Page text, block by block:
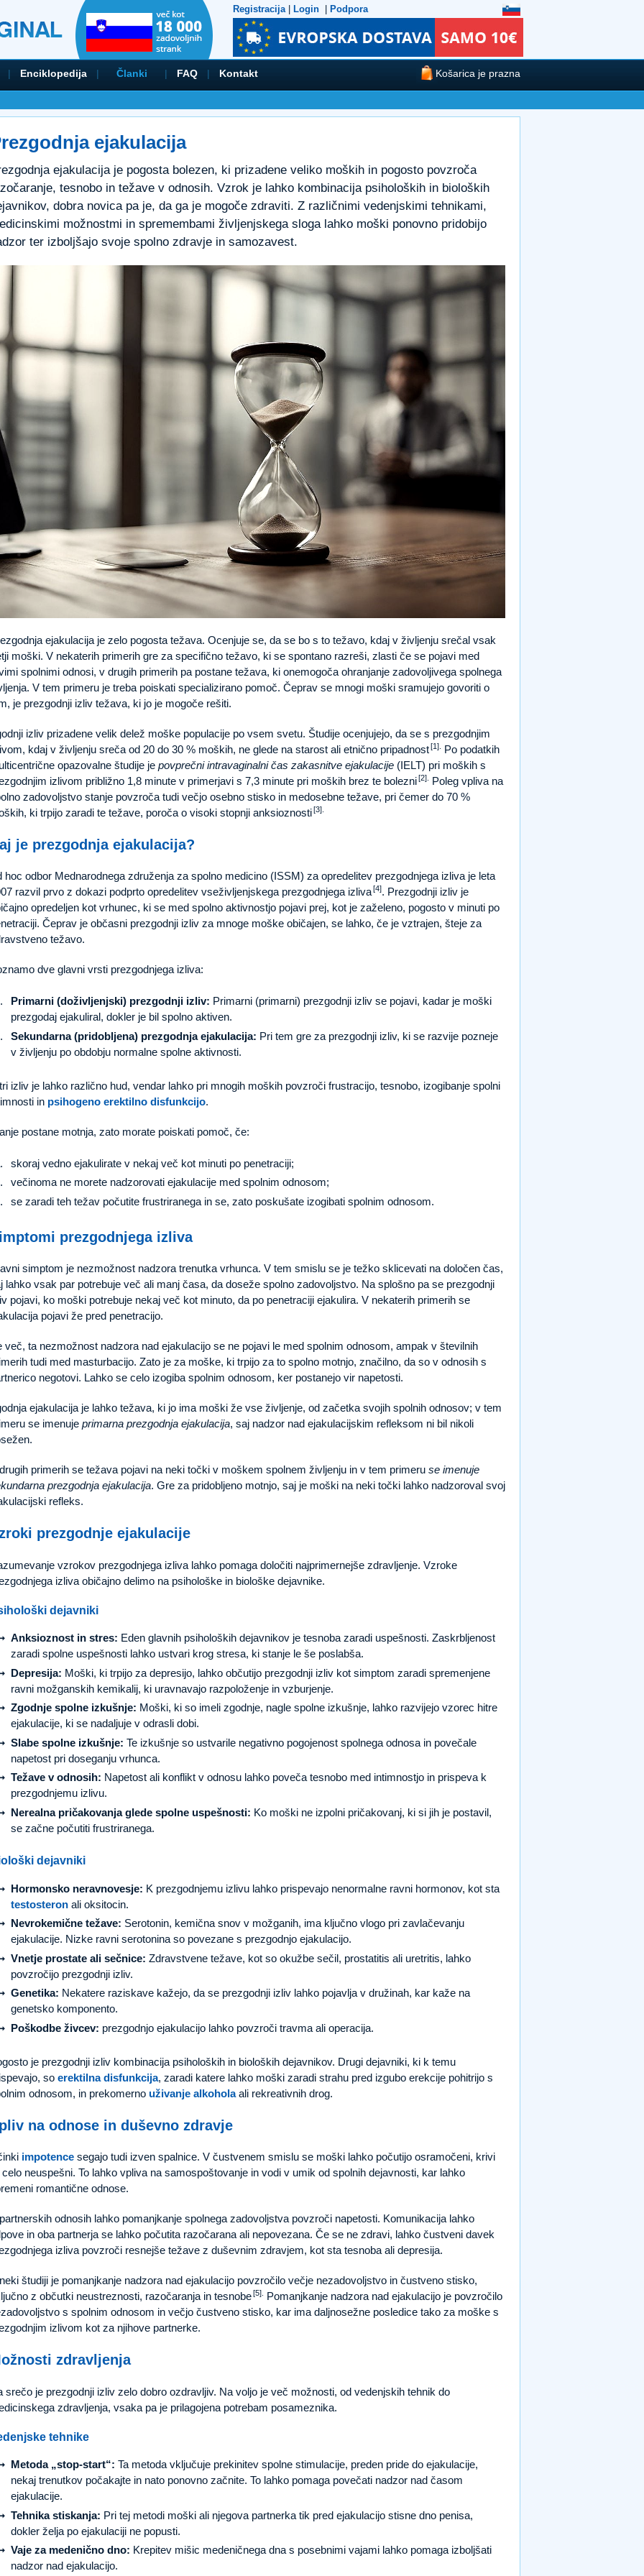
Registracija| Login Podpora
| Enciklopedija | Članki | FAQ | Kontakt Košarica je prazna
ejakulacija
ejakulacija je pogosta bolezen, ki prizadene veliko moških in pogosto povzroča
tesnobo in težave v odnosih. Vzrok je lahko kombinacija psiholoških in bioloških
dobra novica pa je, da ga je mogoče zdraviti. Z različnimi vedenjskimi tehnikami,
možnostmi in spremembami življenjskega sloga lahko moški ponovno pridobijo
ter izboljšajo svoje spolno zdravje in samozavest.
ejakulacija je zelo pogosta težava. Ocenjuje se, da se bo s to težavo, kdaj v življenju srečal vsak
moški. V nekaterih primerih gre za specifično težavo, ki se spontano razreši, zlasti če se pojavi med
spolnimi odnosi, v drugih primerih pa postane težava, ki onemogoča ohranjanje zadovoljivega spolnega
V tem primeru je treba poiskati specializirano pomoč. Čeprav se mnogi moški sramujejo govoriti o
je prezgodnji izliv težava, ki jo je mogoče rešiti.
izliv prizadene velik delež moške populacije po vsem svetu. Študije ocenjujejo, da se s prezgodnjim
kdaj v življenju sreča od 20 do 30 % moških, ne glede na starost ali etnično pripadnost[1].
Po podatkih
opazovalne študije je povprečni intravaginalni čas zakasnitve ejakulacije (IELT) pri moških s
izlivom približno 1,8 minute v primerjavi s 7,3 minute pri moških brez te bolezni[2].
Poleg vpliva na
zadovoljstvo stanje povzroča tudi večjo osebno stisko in medosebne težave, pri čemer do 70 %
ki trpijo zaradi te težave, poroča o visoki stopnji anksioznosti[3].
je prezgodnja ejakulacija?
hoc odbor Mednarodnega združenja za spolno medicino (ISSM) za opredelitev prezgodnjega izliva je leta
razvil prvo z dokazi podprto opredelitev vseživljenjskega prezgodnjega izliva[4]. Prezgodnji izliv je
opredeljen kot vrhunec, ki se med spolno aktivnostjo pojavi prej, kot je zaželeno, pogosto v minuti po
Čeprav je občasni prezgodnji izliv za mnoge moške običajen, se lahko, če je vztrajen, šteje za
težavo.
dve glavni vrsti prezgodnjega izliva:
Primarni (doživljenjski) prezgodnji izliv: Primarni (primarni) prezgodnji izliv se pojavi, kadar je moški
prezgodaj ejakuliral, dokler je bil spolno aktiven.
Sekundarna (pridobljena) prezgodnja ejakulacija: Pri tem gre za prezgodnji izliv, ki se razvije pozneje
v življenju po obdobju normalne spolne aktivnosti.
izliv je lahko različno hud, vendar lahko pri mnogih moških povzroči frustracijo, tesnobo, izogibanje spolni
in psihogeno erektilno disfunkcijo.
postane motnja, zato morate poiskati pomoč, če:
skoraj vedno ejakulirate v nekaj več kot minuti po penetraciji;
večinoma ne morete nadzorovati ejakulacije med spolnim odnosom;
se zaradi teh težav počutite frustriranega in se, zato poskušate izogibati spolnim odnosom.
prezgodnjega izliva
simptom je nezmožnost nadzora trenutka vrhunca. V tem smislu se je težko sklicevati na določen čas,
lahko vsak par potrebuje več ali manj časa, da doseže spolno zadovoljstvo. Na splošno pa se prezgodnji
pojavi, ko moški potrebuje nekaj več kot minuto, da po penetraciji ejakulira. V nekaterih primerih se
pojavi že pred penetracijo.
več, ta nezmožnost nadzora nad ejakulacijo se ne pojavi le med spolnim odnosom, ampak v številnih
tudi med masturbacijo. Zato je za moške, ki trpijo za to spolno motnjo, značilno, da so v odnosih s
negotovi. Lahko se celo izogiba spolnim odnosom, ker postanejo vir napetosti.
ejakulacija je lahko težava, ki jo ima moški že vse življenje, od začetka svojih spolnih odnosov; v tem
se imenuje primarna prezgodnja ejakulacija, saj nadzor nad ejakulacijskim refleksom ni bil nikoli
primerih se težava pojavi na neki točki v moškem spolnem življenju in v tem primeru se imenuje
prezgodnja ejakulacija. Gre za pridobljeno motnjo, saj je moški na neki točki lahko nadzoroval svoj
refleks.
prezgodnje ejakulacije
vzrokov prezgodnjega izliva lahko pomaga določiti najprimernejše zdravljenje. Vzroke
izliva običajno delimo na psihološke in biološke dejavnike.
dejavniki
Anksioznost in stres: Eden glavnih psiholoških dejavnikov je tesnoba zaradi uspešnosti. Zaskrbljenost
zaradi spolne uspešnosti lahko ustvari krog stresa, ki stanje le še poslabša.
Depresija: Moški, ki trpijo za depresijo, lahko občutijo prezgodnji izliv kot simptom zaradi spremenjene
ravni možganskih kemikalij, ki uravnavajo razpoloženje in vzburjenje.
Zgodnje spolne izkušnje: Moški, ki so imeli zgodnje, nagle spolne izkušnje, lahko razvijejo vzorec hitre
ejakulacije, ki se nadaljuje v odrasli dobi.
Slabe spolne izkušnje: Te izkušnje so ustvarile negativno pogojenost spolnega odnosa in povečale
napetost pri doseganju vrhunca.
Težave v odnosih: Napetost ali konflikt v odnosu lahko poveča tesnobo med intimnostjo in prispeva k
prezgodnjemu izlivu.
Nerealna pričakovanja glede spolne uspešnosti: Ko moški ne izpolni pričakovanj, ki si jih je postavil,
se začne počutiti frustriranega.
dejavniki
Hormonsko neravnovesje: K prezgodnjemu izlivu lahko prispevajo nenormalne ravni hormonov, kot sta
testosteron ali oksitocin.
Nevrokemične težave: Serotonin, kemična snov v možganih, ima ključno vlogo pri zavlačevanju
ejakulacije. Nizke ravni serotonina so povezane s prezgodnjo ejakulacijo.
Vnetje prostate ali sečnice: Zdravstvene težave, kot so okužbe sečil, prostatitis ali uretritis, lahko
povzročijo prezgodnji izliv.
Genetika: Nekatere raziskave kažejo, da se prezgodnji izliv lahko pojavlja v družinah, kar kaže na
genetsko komponento.
Poškodbe živcev: prezgodnjo ejakulacijo lahko povzroči travma ali operacija.
je prezgodnji izliv kombinacija psiholoških in bioloških dejavnikov. Drugi dejavniki, ki k temu
so erektilna disfunkcija, zaradi katere lahko moški zaradi strahu pred izgubo erekcije pohitrijo s
odnosom, in prekomerno uživanje alkoholaali rekreativnih drog.
na odnose in duševno zdravje
impotence segajo tudi izven spalnice. V čustvenem smislu se moški lahko počutijo osramočeni, krivi
celo neuspešni. To lahko vpliva na samospoštovanje in vodi v umik od spolnih dejavnosti, kar lahko
romantične odnose.
odnosih lahko pomanjkanje spolnega zadovoljstva povzroči napetosti. Komunikacija lahko
in oba partnerja se lahko počutita razočarana ali nepovezana. Če se ne zdravi, lahko čustveni davek
izliva povzroči resnejše težave z duševnim zdravjem, kot sta tesnoba ali depresija.
študiji je pomanjkanje nadzora nad ejakulacijo povzročilo večje nezadovoljstvo in čustveno stisko,
z občutki neustreznosti, razočaranja in tesnobe[5].
Pomanjkanje nadzora nad ejakulacijo je povzročilo
s spolnim odnosom in večjo čustveno stisko, kar ima daljnosežne posledice tako za moške s
izlivom kot za njihove partnerke.
zdravljenja
srečo je prezgodnji izliv zelo dobro ozdravljiv. Na voljo je več možnosti, od vedenjskih tehnik do
zdravljenja, vsaka pa je prilagojena potrebam posameznika.
tehnike
Metoda „stop-start“: Ta metoda vključuje prekinitev spolne stimulacije, preden pride do ejakulacije,
nekaj trenutkov počakajte in nato ponovno začnite. To lahko pomaga povečati nadzor nad časom
ejakulacije.
Tehnika stiskanja: Pri tej metodi moški ali njegova partnerka tik pred ejakulacijo stisne dno penisa,
dokler želja po ejakulaciji ne popusti.
Vaje za medenično dno: Krepitev mišic medeničnega dna s posebnimi vajami lahko pomaga izboljšati
nadzor nad ejakulacijo.